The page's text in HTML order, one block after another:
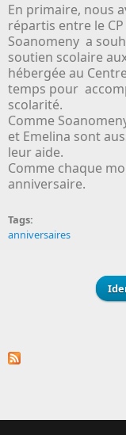
En primaire, nous
répartis entre le CP
Soanomeny a
soutien scolaire
hébergée au
temps pour
scolarité.
Comme
et Emelina sont
leur aide.
Comme chaque
anniversaire.
Tags:
anniversaires